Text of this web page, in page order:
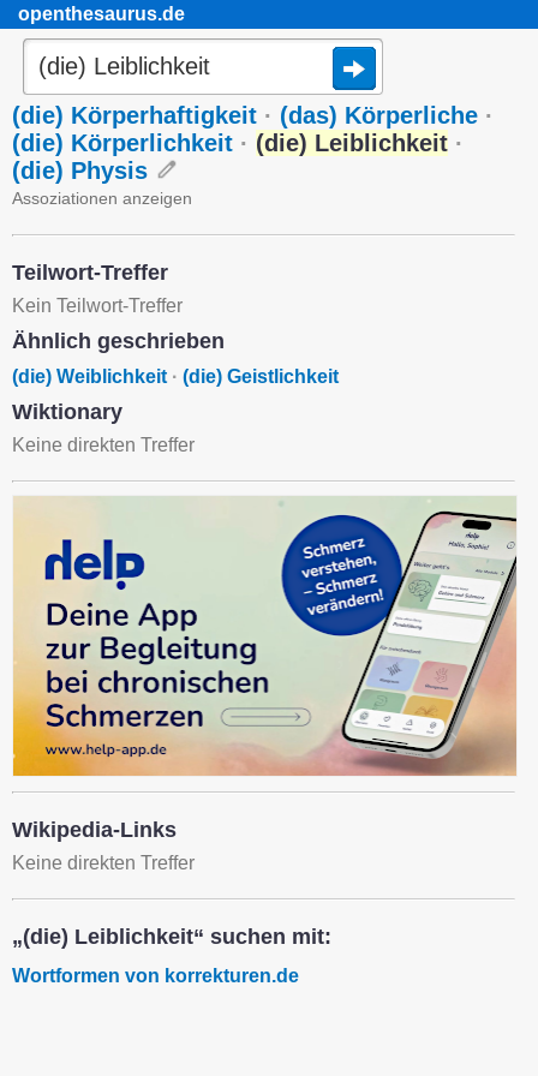
openthesaurus.de
(die) Körperhaftigkeit · (das) Körperliche ·
(die) Körperlichkeit · (die) Leiblichkeit ·
(die) Physis
Assoziationen anzeigen
Teilwort-Treffer
Kein Teilwort-Treffer
Ähnlich geschrieben
(die) Weiblichkeit · (die) Geistlichkeit
Wiktionary
Keine direkten Treffer
Wikipedia-Links
Keine direkten Treffer
„(die) Leiblichkeit“ suchen mit:
Wortformen von korrekturen.de